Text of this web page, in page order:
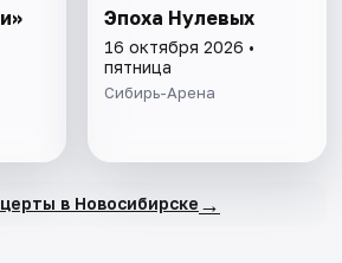
Эпоха Нулевых
16 октября 2026 •
пятница
Сибирь-Арена
в Новосибирске →